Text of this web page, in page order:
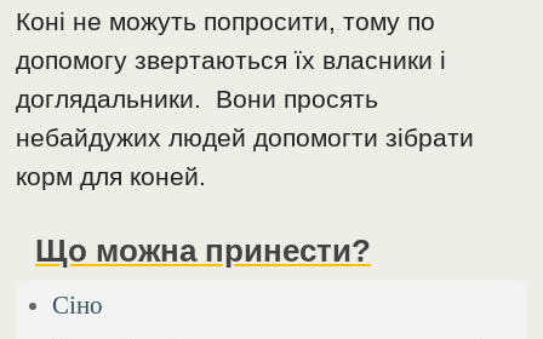
Коні не можуть попросити, тому по
допомогу звертаються їх власники і
доглядальники. Вони просять
небайдужих людей допомогти зібрати
корм для коней.
Що можна принести?
Сіно